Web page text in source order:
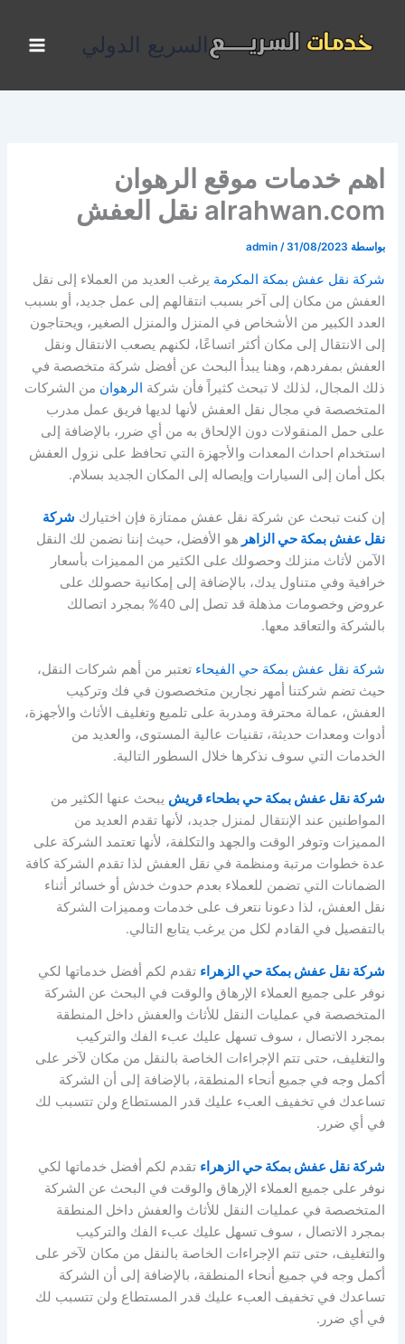
المحتوى
السريع الدولي
اهم خدمات موقع الرهوان
alrahwan.com نقل العفش
بواسطة admin /31/08/2023
شركة نقل عفش بمكة المكرمة يرغب العديد من العملاء إلى نقل
العفش من مكان إلى آخر بسبب انتقالهم إلى عمل جديد، أو بسبب
العدد الكبير من الأشخاص في المنزل والمنزل الصغير، ويحتاجون
إلى الانتقال إلى مكان أكثر اتساعًا، لكنهم يصعب الانتقال ونقل
العفش بمفردهم، وهنا يبدأ البحث عن أفضل شركة متخصصة في
ذلك المجال، لذلك لا تبحث كثيراً فأن شركة الرهوان من الشركات
المتخصصة في مجال نقل العفش لأنها لديها فريق عمل مدرب
على حمل المنقولات دون الإلحاق به من أي ضرر، بالإضافة إلى
استخدام احداث المعدات والأجهزة التي تحافظ على نزول العفش
بكل أمان إلى السيارات وإيصاله إلى المكان الجديد بسلام.
إن كنت تبحث عن شركة نقل عفش ممتازة فإن اختيارك شركة
نقل عفش بمكة حي الزاهر هو الأفضل، حيث إننا نضمن لك النقل
الآمن لأثاث منزلك وحصولك على الكثير من المميزات بأسعار
خرافية وفي متناول يدك، بالإضافة إلى إمكانية حصولك على
عروض وخصومات مذهلة قد تصل إلى 40% بمجرد اتصالك
بالشركة والتعاقد معها.
شركة نقل عفش بمكة حي الفيحاء تعتبر من أهم شركات النقل،
حيث تضم شركتنا أمهر نجارين متخصصون في فك وتركيب
العفش، عمالة محترفة ومدربة على تلميع وتغليف الأثاث والأجهزة،
أدوات ومعدات حديثة، تقنيات عالية المستوى، والعديد من
الخدمات التي سوف نذكرها خلال السطور التالية.
شركة نقل عفش بمكة حي بطحاء قريش يبحث عنها الكثير من
المواطنين عند الإنتقال لمنزل جديد، لأنها تقدم العديد من
المميزات وتوفر الوقت والجهد والتكلفة، لأنها تعتمد الشركة على
عدة خطوات مرتبة ومنظمة في نقل العفش لذا تقدم الشركة كافة
الضمانات التي تضمن للعملاء بعدم حدوث خدش أو خسائر أثناء
نقل العفش، لذا دعونا نتعرف على خدمات ومميزات الشركة
بالتفصيل في القادم لكل من يرغب يتابع التالي.
شركة نقل عفش بمكة حي الزهراء تقدم لكم أفضل خدماتها لكي
نوفر على جميع العملاء الإرهاق والوقت في البحث عن الشركة
المتخصصة في عمليات النقل للأثاث والعفش داخل المنطقة
بمجرد الاتصال ، سوف تسهل عليك عبء الفك والتركيب
والتغليف، حتى تتم الإجراءات الخاصة بالنقل من مكان لآخر على
أكمل وجه في جميع أنحاء المنطقة، بالإضافة إلى أن الشركة
تساعدك في تخفيف العبء عليك قدر المستطاع ولن تتسبب لك
في أي ضرر.
شركة نقل عفش بمكة حي الزهراء تقدم لكم أفضل خدماتها لكي
نوفر على جميع العملاء الإرهاق والوقت في البحث عن الشركة
المتخصصة في عمليات النقل للأثاث والعفش داخل المنطقة
بمجرد الاتصال ، سوف تسهل عليك عبء الفك والتركيب
والتغليف، حتى تتم الإجراءات الخاصة بالنقل من مكان لآخر على
أكمل وجه في جميع أنحاء المنطقة، بالإضافة إلى أن الشركة
تساعدك في تخفيف العبء عليك قدر المستطاع ولن تتسبب لك
في أي ضرر.